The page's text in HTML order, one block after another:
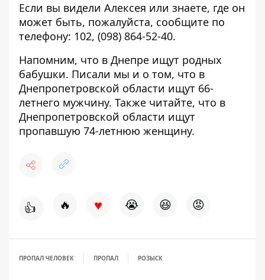
Если вы видели Алексея или знаете, где он
может быть, пожалуйста, сообщите по
телефону: 102, (098) 864-52-40.
Напомним, что в Днепре ищут родных
бабушки. Писали мы и о том, что в
Днепропетровской области ищут 66-
летнего мужчину. Также читайте, что в
Днепропетровской области ищут
пропавшую 74-летнюю женщину.
👍 🔥 ♥ 😭 😆 😡
ПРОПАЛ ЧЕЛОВЕК ПРОПАЛ РОЗЫСК